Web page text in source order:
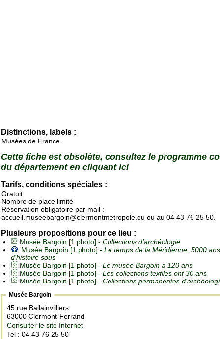
Distinctions, labels :
Musées de France
Cette fiche est obsolète, consultez le programme
du département en cliquant ici
Tarifs, conditions spéciales :
Gratuit
Nombre de place limité
Réservation obligatoire par mail :
accueil.museebargoin@clermontmetropole.eu ou au 04 43 76 25 50.
Plusieurs propositions pour ce lieu :
Musée Bargoin [1 photo] - Collections d'archéologie
Musée Bargoin [1 photo] - Le temps de la Méridienne, 5000 ans
d'histoire sous
Musée Bargoin [1 photo] - Le musée Bargoin a 120 ans
Musée Bargoin [1 photo] - Les collections textiles ont 30 ans
Musée Bargoin [1 photo] - Collections permanentes
Musée Bargoin
45 rue Ballainvilliers
63000 Clermont-Ferrand
Consulter le site Internet
Tel : 04 43 76 25 50